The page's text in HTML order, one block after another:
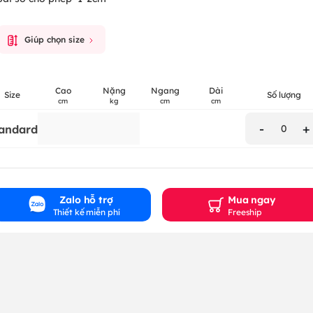
Giúp chọn size
Size Cao
cm
Nặng
kg
Ngang
cm
Dài
cm Số lượng
- 0 +
Zalo hỗ trợ
Thiết kế miễn phí
Mua ngay
Freeship